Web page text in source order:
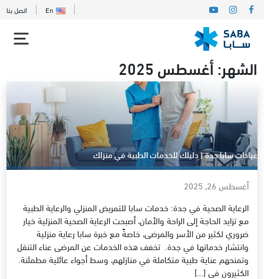
En اتصل بنا
الشهر:أغسطس 2025
عيادات سابا جدة | دليلك للخدمات الطبية في منزلك
أغسطس 26, 2025
الرعاية الصحية في جدة: خدمات سابا للتمريض المنزلي والرعاية الطبية
مع تزايد الحاجة إلى الراحة والأمان، أصبحت الرعاية الصحية المنزلية خيار
ضروري لكثير من الأسر والمرضى، خاصةً مع خبرة سابا رعاية منزلية
وانتشار خدماتها في جدة. تخفف هذه الخدمات عن المرضى عناء التنقل
وتمنحهم عناية طبية متكاملة في منازلهم، وسط أجواء عائلية مطمئنة.
الكثيرون في […]